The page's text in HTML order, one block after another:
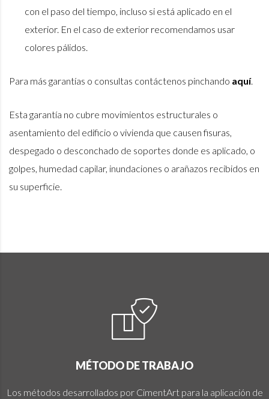
con el paso del tiempo, incluso si está aplicado en el
exterior. En el caso de exterior recomendamos usar
colores pálidos.
Para más garantías o consultas contáctenos pinchando aquí.
Esta garantía no cubre movimientos estructurales o
asentamiento del edificio o vivienda que causen fisuras,
despegado o desconchado de soportes donde es aplicado, o
golpes, humedad capilar, inundaciones o arañazos recibidos en
su superficie.
MÉTODO DE TRABAJO
Los métodos desarrollados por CimentArt para la aplicación de